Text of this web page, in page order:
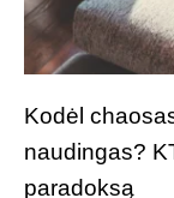
Kodėl
naudingas?
paradoksą